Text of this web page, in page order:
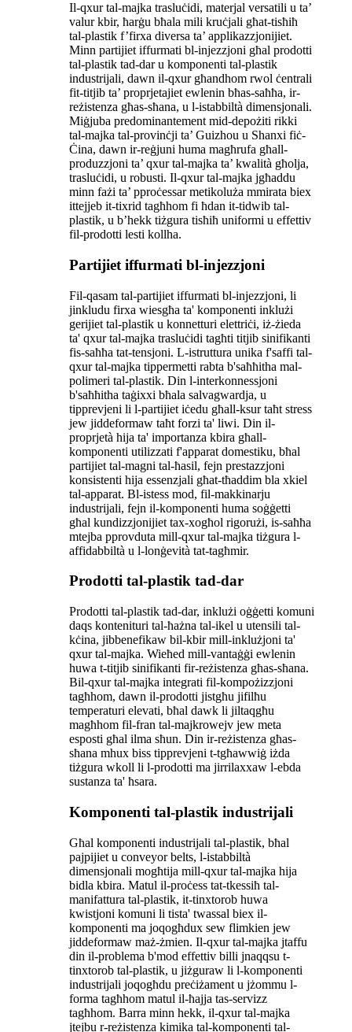
Il-qxur tal-majka trasluċidi, materjal versatili u ta’
valur kbir, ħarġu bħala mili kruċjali għat-tisħiħ
tal-plastik f’firxa diversa ta’ applikazzjonijiet.
Minn partijiet iffurmati bl-injezzjoni għal prodotti
tal-plastik tad-dar u komponenti tal-plastik
industrijali, dawn il-qxur għandhom rwol ċentrali
fit-titjib ta’ proprjetajiet ewlenin bħas-saħħa, ir-
reżistenza għas-sħana, u l-istabbiltà dimensjonali.
Miġjuba predominantement mid-depożiti rikki
tal-majka tal-provinċji ta’ Guizhou u Shanxi fiċ-
Ċina, dawn ir-reġjuni huma magħrufa għall-
produzzjoni ta’ qxur tal-majka ta’ kwalità għolja,
trasluċidi, u robusti. Il-qxur tal-majka jgħaddu
minn fażi ta’ pproċessar metikoluża mmirata biex
ittejjeb it-tixrid tagħhom fi ħdan it-tidwib tal-
plastik, u b’hekk tiżgura tisħiħ uniformi u effettiv
fil-prodotti lesti kollha.
Partijiet iffurmati bl-injezzjoni
Fil-qasam tal-partijiet iffurmati bl-injezzjoni, li
jinkludu firxa wiesgħa ta' komponenti inklużi
gerijiet tal-plastik u konnetturi elettriċi, iż-żieda
ta' qxur tal-majka trasluċidi tagħti titjib sinifikanti
fis-saħħa tat-tensjoni. L-istruttura unika f'saffi tal-
qxur tal-majka tippermetti rabta b'saħħitha mal-
polimeri tal-plastik. Din l-interkonnessjoni
b'saħħitha taġixxi bħala salvagwardja, u
tipprevjeni li l-partijiet iċedu għall-ksur taħt stress
jew jiddeformaw taħt forzi ta' liwi. Din il-
proprjetà hija ta' importanza kbira għall-
komponenti utilizzati f'apparat domestiku, bħal
partijiet tal-magni tal-ħasil, fejn prestazzjoni
konsistenti hija essenzjali għat-tħaddim bla xkiel
tal-apparat. Bl-istess mod, fil-makkinarju
industrijali, fejn il-komponenti huma soġġetti
għal kundizzjonijiet tax-xogħol rigorużi, is-saħħa
mtejba pprovduta mill-qxur tal-majka tiżgura l-
affidabbiltà u l-lonġevità tat-tagħmir.
Prodotti tal-plastik tad-dar
Prodotti tal-plastik tad-dar, inklużi oġġetti komuni
daqs kontenituri tal-ħażna tal-ikel u utensili tal-
kċina, jibbenefikaw bil-kbir mill-inklużjoni ta'
qxur tal-majka. Wieħed mill-vantaġġi ewlenin
huwa t-titjib sinifikanti fir-reżistenza għas-sħana.
Bil-qxur tal-majka integrati fil-kompożizzjoni
tagħhom, dawn il-prodotti jistgħu jifilħu
temperaturi elevati, bħal dawk li jiltaqgħu
magħhom fil-fran tal-majkrowejv jew meta
esposti għal ilma sħun. Din ir-reżistenza għas-
sħana mhux biss tipprevjeni t-tgħawwiġ iżda
tiżgura wkoll li l-prodotti ma jirrilaxxaw l-ebda
sustanza ta' ħsara.
Komponenti tal-plastik industrijali
Għal komponenti industrijali tal-plastik, bħal
pajpijiet u conveyor belts, l-istabbiltà
dimensjonali mogħtija mill-qxur tal-majka hija
bidla kbira. Matul il-proċess tat-tkessiħ tal-
manifattura tal-plastik, it-tinxtorob huwa
kwistjoni komuni li tista' twassal biex il-
komponenti ma joqogħdux sew flimkien jew
jiddeformaw maż-żmien. Il-qxur tal-majka jtaffu
din il-problema b'mod effettiv billi jnaqqsu t-
tinxtorob tal-plastik, u jiżguraw li l-komponenti
industrijali joqogħdu preċiżament u jżommu l-
forma tagħhom matul il-ħajja tas-servizz
tagħhom. Barra minn hekk, il-qxur tal-majka
jtejbu r-reżistenza kimika tal-komponenti tal-